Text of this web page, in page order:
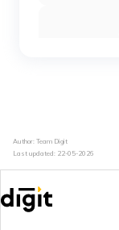
Author: Team Digit
Last updated: 22-05-2026